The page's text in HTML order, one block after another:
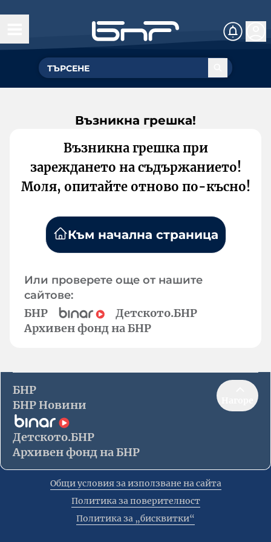
Възникна грешка!
Възникна грешка при
зареждането на съдържанието!
Моля, опитайте отново по-късно!
Към начална страница
Или проверете още от нашите
сайтове:
БНР
Детското.БНР
Архивен фонд на БНР
БНР
БНР Новини
Детското.БНР
Архивен фонд на БНР
Общи условия за използване на сайта
Политика за поверителност
Политика за „бисквитки“